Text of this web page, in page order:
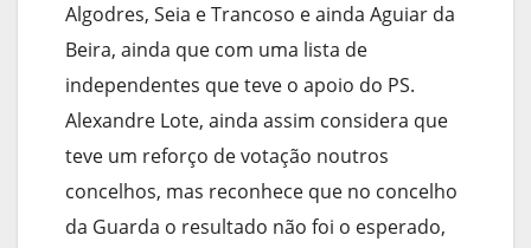
Algodres, Seia e Trancoso e ainda Aguiar da
Beira, ainda que com uma lista de
independentes que teve o apoio do PS.
Alexandre Lote, ainda assim considera que
teve um reforço de votação noutros
concelhos, mas reconhece que no concelho
da Guarda o resultado não foi o esperado,